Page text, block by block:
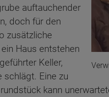
auftauchender
doch für den
zusätzliche
Haus entstehen
Keller,
Eine zu
kann